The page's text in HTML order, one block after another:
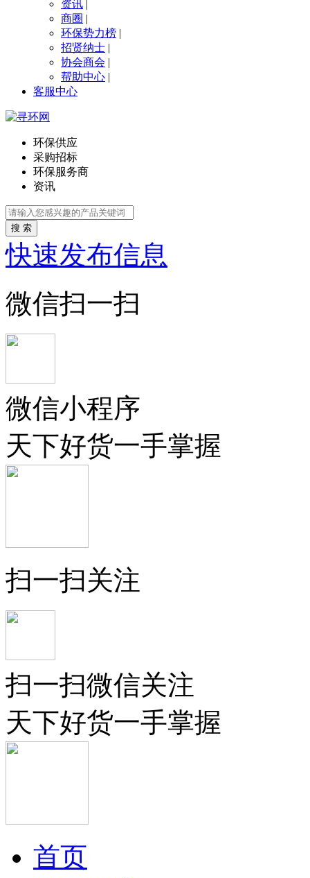
资讯 |
商圈 |
环保势力榜 |
招贤纳士 |
协会商会 |
帮助中心 |
客服中心
环保供应
采购招标
环保服务商
资讯
搜 索
快速发布信息
微信扫一扫
微信小程序
天下好货一手掌握
扫一扫关注
扫一扫微信关注
天下好货一手掌握
首页